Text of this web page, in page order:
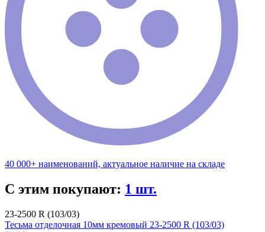
40 000+ наименований, актуальное наличие на складе
С этим покупают: 1 шт.
23-2500 R (103/03)
Тесьма отделочная 10мм кремовый 23-2500 R (103/03)